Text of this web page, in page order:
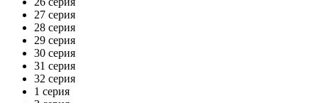
27 серия
28 серия
29 серия
30 серия
31 серия
32 серия
1 серия